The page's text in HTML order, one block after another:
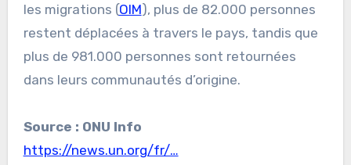
les migrations (OIM), plus de 82.000 personnes
restent déplacées à travers le pays, tandis que
plus de 981.000 personnes sont retournées
dans leurs communautés d’origine.
Source : ONU Info
https://news.un.org/fr/…